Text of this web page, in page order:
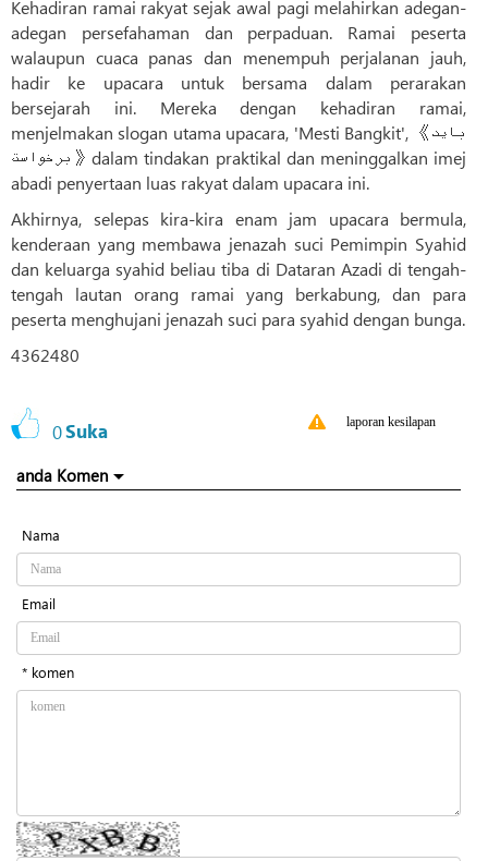
Kehadiran ramai rakyat sejak awal pagi melahirkan adegan-
adegan persefahaman dan perpaduan. Ramai peserta
walaupun cuaca panas dan menempuh perjalanan jauh,
hadir ke upacara untuk bersama dalam perarakan
bersejarah ini. Mereka dengan kehadiran ramai,
menjelmakan slogan utama upacara, 'Mesti Bangkit', 《باید
برخواست》dalam tindakan praktikal dan meninggalkan imej
abadi penyertaan luas rakyat dalam upacara ini.
Akhirnya, selepas kira-kira enam jam upacara bermula,
kenderaan yang membawa jenazah suci Pemimpin Syahid
dan keluarga syahid beliau tiba di Dataran Azadi di tengah-
tengah lautan orang ramai yang berkabung, dan para
peserta menghujani jenazah suci para syahid dengan bunga.
4362480
0Suka laporan kesilapan
anda Komen
Nama
Email
* komen